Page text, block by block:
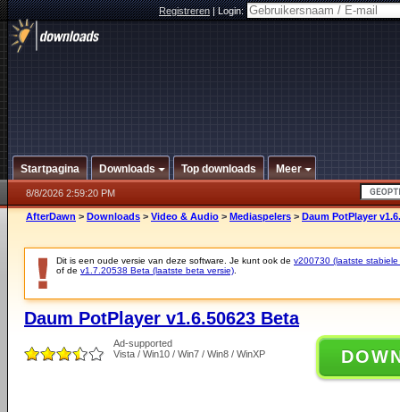
Registreren|Login:
Startpagina Downloads Top downloads Meer
8/8/2026 2:59:20 PM
AfterDawn > Downloads > Video & Audio > Mediaspelers > Daum PotPlayer
Dit is een oude versie van deze software. Je kunt ook de v200730 (laatste stabiele
of de v1.7.20538 Beta (laatste beta versie)
Daum PotPlayer v1.6.50623 Beta
Ad-supported
Vista / Win10 / Win7 / Win8 / WinXP